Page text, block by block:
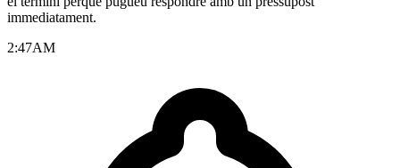
immediatament.
2:47AM